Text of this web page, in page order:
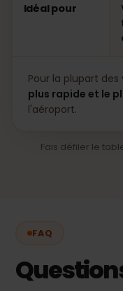
Idéal pour
Pour la plupart des
plus rapide et le
l'aéroport.
Fais défiler le
FAQ